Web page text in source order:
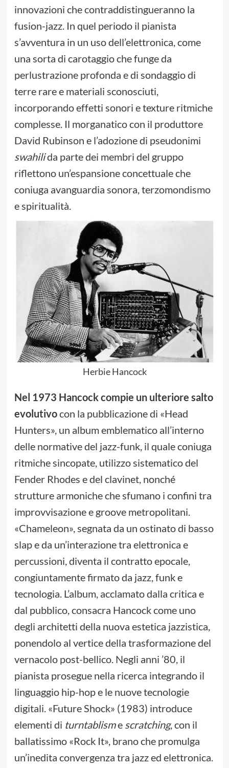
innovazioni che contraddistingueranno la
fusion-jazz. In quel periodo il pianista
s’avventura in un uso dell’elettronica, come
una sorta di carotaggio che funge da
perlustrazione profonda e di sondaggio di
terre rare e materiali sconosciuti,
incorporando effetti sonori e texture ritmiche
complesse. Il morganatico con il produttore
David Rubinson e l’adozione di pseudonimi
swahilida parte dei membri del gruppo
riflettono un’espansione concettuale che
coniuga avanguardia sonora, terzomondismo
e spiritualità.
Herbie Hancock
Nel 1973 Hancock compie un ulteriore salto
evolutivocon la pubblicazione di «Head
Hunters», un album emblematico all’interno
delle normative del jazz-funk, il quale coniuga
ritmiche sincopate, utilizzo sistematico del
Fender Rhodes e del clavinet, nonché
strutture armoniche che sfumano i confini tra
improvvisazione e groove metropolitani.
«Chameleon», segnata da un ostinato di basso
slap e da un’interazione tra elettronica e
percussioni, diventa il contratto epocale,
congiuntamente firmato da jazz, funk e
tecnologia. L’album, acclamato dalla critica e
dal pubblico, consacra Hancock come uno
degli architetti della nuova estetica jazzistica,
ponendolo al vertice della trasformazione del
vernacolo post-bellico. Negli anni ’80, il
pianista prosegue nella ricerca integrando il
linguaggio hip-hop e le nuove tecnologie
digitali. «Future Shock» (1983) introduce
elementi di turntablisme scratching, con il
ballatissimo «Rock It», brano che promulga
un’inedita convergenza tra jazz ed elettronica.